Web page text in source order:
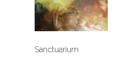
Sanctuarium